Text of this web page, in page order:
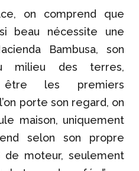
on comprend que
beau nécessite une
Bambusa, son
milieu des terres,
être les premiers
porte son regard, on
maison, uniquement
selon son propre
de moteur, seulement